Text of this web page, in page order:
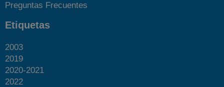
Preguntas Frecuentes
Etiquetas
2003
2019
2020-2021
2022